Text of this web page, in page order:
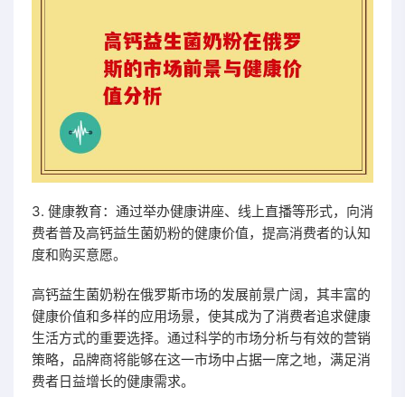
3. 健康教育：通过举办健康讲座、线上直播等形式，向消
费者普及高钙益生菌奶粉的健康价值，提高消费者的认知
度和购买意愿。
高钙益生菌奶粉在俄罗斯市场的发展前景广阔，其丰富的
健康价值和多样的应用场景，使其成为了消费者追求健康
生活方式的重要选择。通过科学的市场分析与有效的营销
策略，品牌商将能够在这一市场中占据一席之地，满足消
费者日益增长的健康需求。